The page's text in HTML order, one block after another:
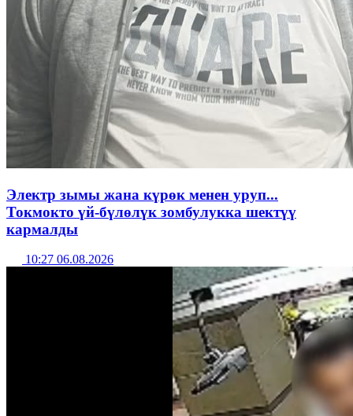
Электр зымы жана күрөк менен уруп...
Токмокто үй-бүлөлүк зомбулукка шектүү
кармалды
10:27 06.08.2026